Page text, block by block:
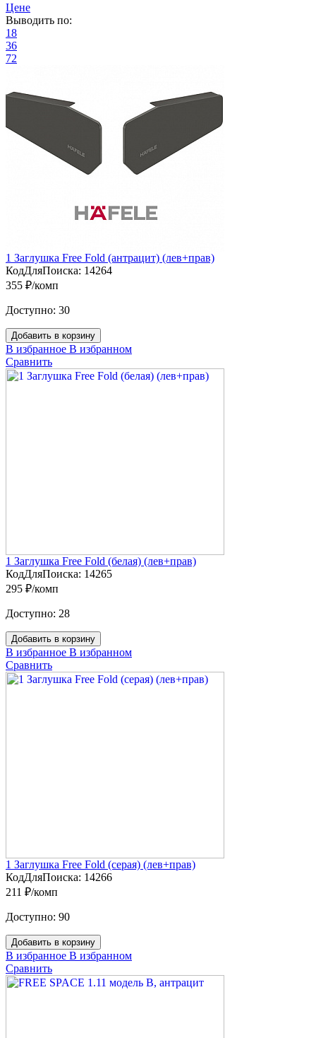
Цене
Выводить по:
18
36
72
1 Заглушка Free Fold (антрацит) (лев+прав)
КодДляПоиска: 14264
355 ₽/комп
Доступно: 30
Добавить в корзину
В избранное В избранном
Сравнить
1 Заглушка Free Fold (белая) (лев+прав)
КодДляПоиска: 14265
295 ₽/комп
Доступно: 28
Добавить в корзину
В избранное В избранном
Сравнить
1 Заглушка Free Fold (серая) (лев+прав)
КодДляПоиска: 14266
211 ₽/комп
Доступно: 90
Добавить в корзину
В избранное В избранном
Сравнить